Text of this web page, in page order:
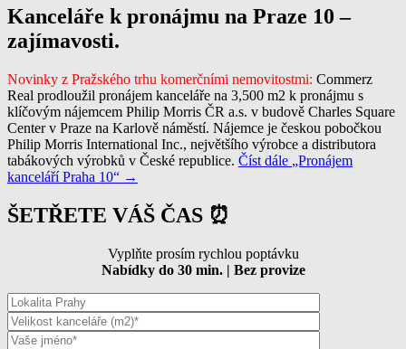
Kanceláře k pronájmu na Praze 10 –
zajímavosti.
Novinky z Pražského trhu komerčními nemovitostmi: Commerz
Real prodloužil pronájem kanceláře na 3,500 m2 k pronájmu s
klíčovým nájemcem Philip Morris ČR a.s. v budově Charles Square
Center v Praze na Karlově náměstí. Nájemce je českou pobočkou
Philip Morris International Inc., největšího výrobce a distributora
tabákových výrobků v České republice. Číst dále „Pronájem
kanceláří Praha 10“ →
ŠETŘETE VÁŠ ČAS ⏰
Vyplňte prosím rychlou poptávku
Nabídky do 30 min. | Bez provize